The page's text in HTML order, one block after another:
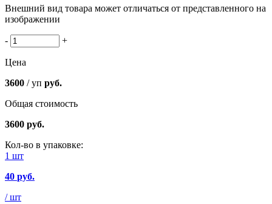
Внешний вид товара может отличаться от представленного на
изображении
- +
Цена
3600 / уп руб.
Общая стоимость
3600 руб.
Кол-во в упаковке:
1 шт
40 руб.
/ шт